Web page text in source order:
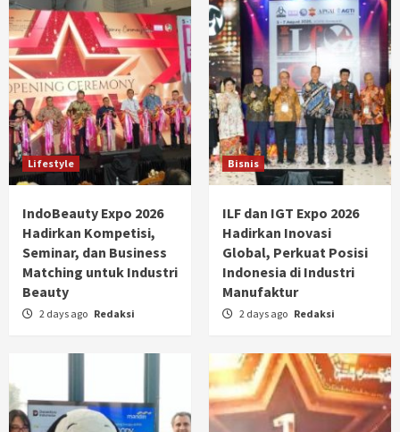
Lifestyle
IndoBeauty Expo 2026
Hadirkan Kompetisi,
Seminar, dan Business
Matching untuk Industri
Beauty
2 days ago Redaksi
Bisnis
ILF dan IGT Expo 2026
Hadirkan Inovasi
Global, Perkuat Posisi
Indonesia di Industri
Manufaktur
2 days ago Redaksi